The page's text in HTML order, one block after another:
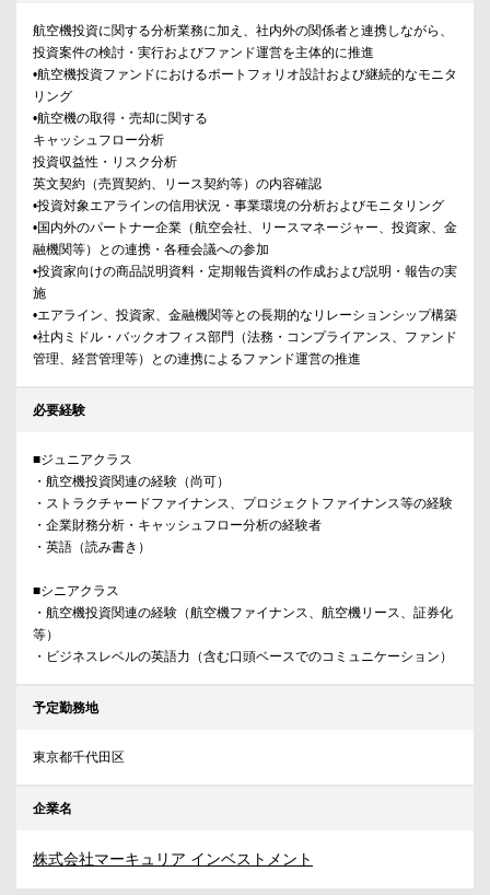
航空機投資に関する分析業務に加え、社内外の関係者と連携しながら、
投資案件の検討・実行およびファンド運営を主体的に推進
•航空機投資ファンドにおけるポートフォリオ設計および継続的なモニタ
リング
•航空機の取得・売却に関する
キャッシュフロー分析
投資収益性・リスク分析
英文契約（売買契約、リース契約等）の内容確認
•投資対象エアラインの信用状況・事業環境の分析およびモニタリング
•国内外のパートナー企業（航空会社、リースマネージャー、投資家、金
融機関等）との連携・各種会議への参加
•投資家向けの商品説明資料・定期報告資料の作成および説明・報告の実
施
•エアライン、投資家、金融機関等との長期的なリレーションシップ構築
•社内ミドル・バックオフィス部門（法務・コンプライアンス、ファンド
管理、経営管理等）との連携によるファンド運営の推進
必要経験
■ジュニアクラス
・航空機投資関連の経験（尚可）
・ストラクチャードファイナンス、プロジェクトファイナンス等の経験
・企業財務分析・キャッシュフロー分析の経験者
・英語（読み書き）
■シニアクラス
・航空機投資関連の経験（航空機ファイナンス、航空機リース、証券化
等）
・ビジネスレベルの英語力（含む口頭ベースでのコミュニケーション）
予定勤務地
東京都千代田区
企業名
株式会社マーキュリア インベストメント